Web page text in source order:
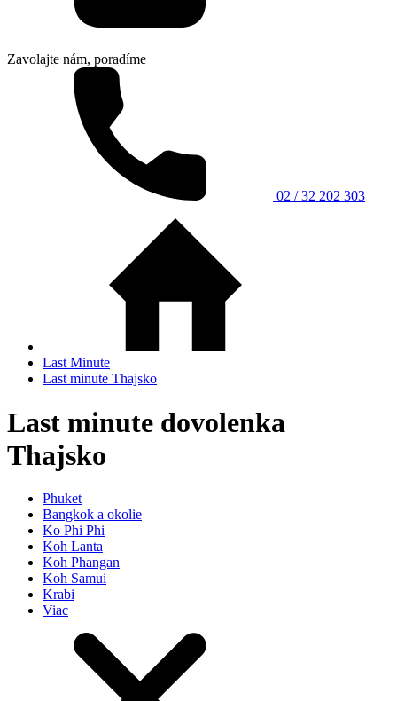
Zavolajte nám, poradíme
02 / 32 202 303
Last Minute
Last minute Thajsko
Last minute dovolenka
Thajsko
Phuket
Bangkok a okolie
Ko Phi Phi
Koh Lanta
Koh Phangan
Koh Samui
Krabi
Viac